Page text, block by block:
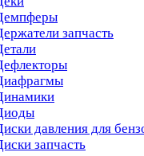
запчасть
давления для
запчасть